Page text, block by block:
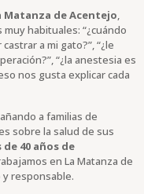
Matanza de Acentejo,
habituales: “¿cuándo
a mi gato?”, “¿le
“¿la anestesia es
nos gusta explicar cada
a familias de
sobre la salud de sus
de 40 años de
en La Matanza de
responsable.